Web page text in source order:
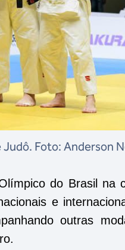
Judô. Foto: Anderson
do Brasil na
e
outras